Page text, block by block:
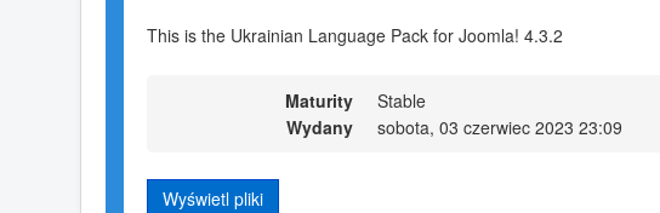
This is the Ukrainian Language Pack for Joomla! 4.3.2
Maturity
Stable
Wydany
sobota, 03 czerwiec 2023 23:09
Wyświetl pliki